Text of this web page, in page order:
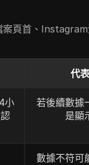
案頁首、
代
小
若後續數據
是顯
數據不符可